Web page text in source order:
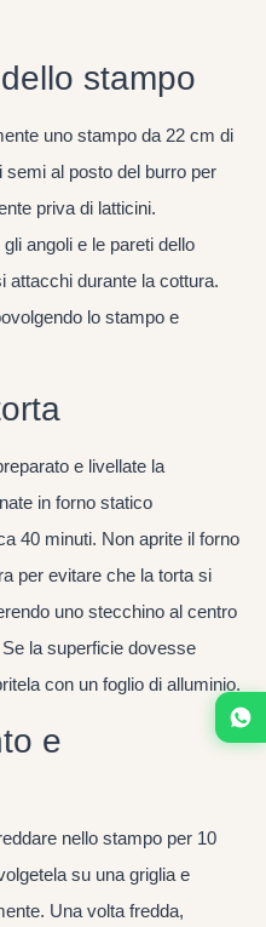
stampo
uno stampo da 22 cm di
al posto del burro per
priva di latticini.
angoli e le pareti dello
attacchi durante la cottura.
lo stampo e
e livellate la
in forno statico
40 minuti. Non aprite il forno
per evitare che la torta si
uno stecchino al centro
la superficie dovesse
con un foglio di alluminio.
e
nello stampo per 10
su una griglia e
Una volta fredda,